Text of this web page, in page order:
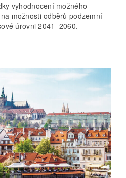
vyhodnocení možného
možnosti odběrů podzemní
úrovni 2041–2060.